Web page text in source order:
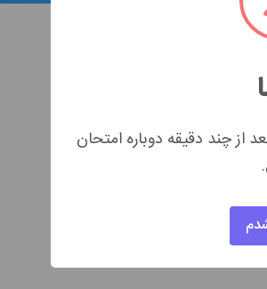
چند دقیقه دوباره امتحان